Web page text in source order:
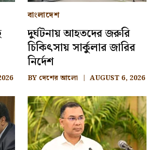
বাংলাদেশ
দুর্ঘটনায় আহতদের জরুরি
চিকিৎসায় সার্কুলার জারির
নির্দেশ
BY দেশের আলো AUGUST 6, 2026